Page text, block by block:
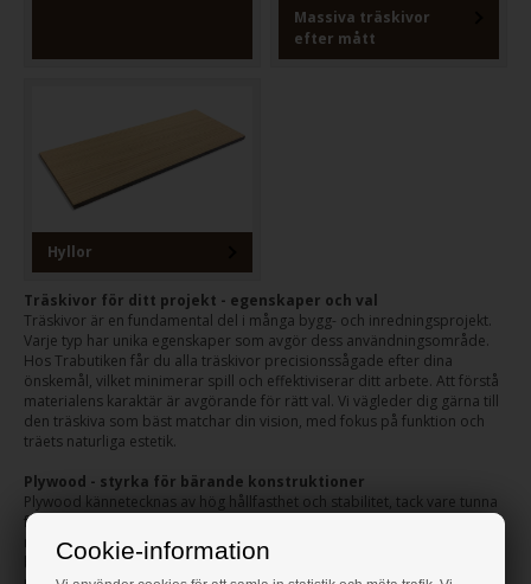
Cookie-information
Massiva träskivor
efter mått
Hyllor
Träskivor för ditt projekt - egenskaper och val
Träskivor är en fundamental del i många bygg- och inredningsprojekt.
Varje typ har unika egenskaper som avgör dess användningsområde.
Hos Trabutiken får du alla träskivor precisionssågade efter dina
önskemål, vilket minimerar spill och effektiviserar ditt arbete. Att förstå
materialens karaktär är avgörande för rätt val. Vi vägleder dig gärna till
den träskiva som bäst matchar din vision, med fokus på funktion och
träets naturliga estetik.
Plywood - styrka för bärande konstruktioner
Plywood kännetecknas av hög hållfasthet och stabilitet, tack vare tunna
fanérlager limmade med korslagda fibrer. Denna konstruktion
motverkar rörelser och ger en skiva stark i alla riktningar, idealisk för
bärande konstruktioner, möbler och inredning. Vi erbjuder vattenfast